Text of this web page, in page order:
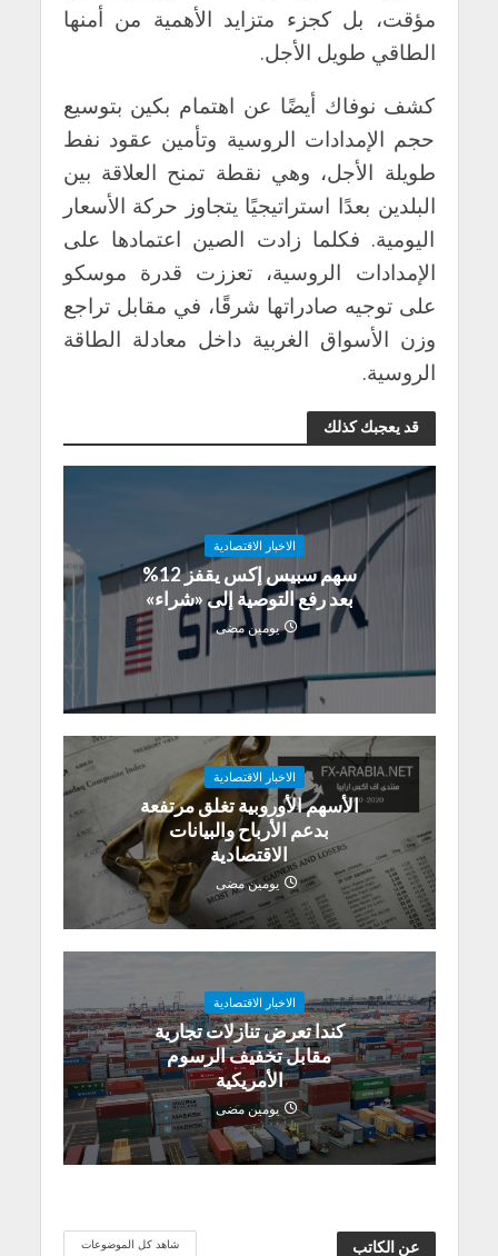
مؤقت، بل كجزء متزايد الأهمية من أمنها
الطاقي طويل الأجل.
كشف نوفاك أيضًا عن اهتمام بكين بتوسيع
حجم الإمدادات الروسية وتأمين عقود نفط
طويلة الأجل، وهي نقطة تمنح العلاقة بين
البلدين بعدًا استراتيجيًا يتجاوز حركة الأسعار
اليومية. فكلما زادت الصين اعتمادها على
الإمدادات الروسية، تعززت قدرة موسكو
على توجيه صادراتها شرقًا، في مقابل تراجع
وزن الأسواق الغربية داخل معادلة الطاقة
الروسية.
قد يعجبك كذلك
الاخبار الاقتصادية
سهم سبيس إكس يقفز 12%
بعد رفع التوصية إلى «شراء»
يومين مضى
الاخبار الاقتصادية
الأسهم الأوروبية تغلق مرتفعة
بدعم الأرباح والبيانات
الاقتصادية
يومين مضى
الاخبار الاقتصادية
كندا تعرض تنازلات تجارية
مقابل تخفيف الرسوم
الأمريكية
يومين مضى
عن الكاتب شاهد كل الموضوعات